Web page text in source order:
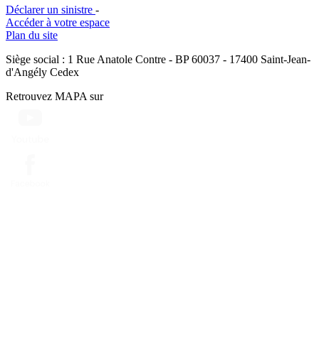
Déclarer un sinistre -
Accéder à votre espace
Plan du site
Siège social : 1 Rue Anatole Contre - BP 60037 - 17400 Saint-Jean-
d'Angély Cedex
Retrouvez MAPA sur